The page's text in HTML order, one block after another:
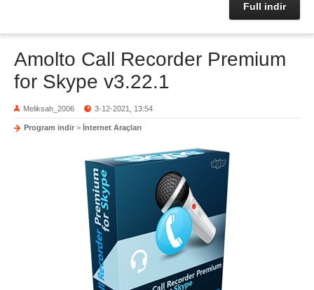
Full indir
Amolto Call Recorder Premium
for Skype v3.22.1
Meliksah_2006 3-12-2021, 13:54
Program indir > İnternet Araçları